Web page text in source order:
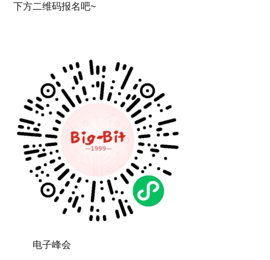
下方二维码报名吧~
电子峰会